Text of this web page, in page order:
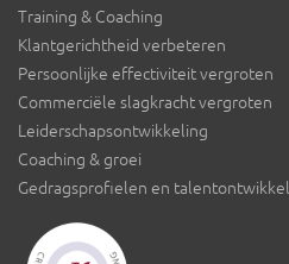
Training & Coaching
Klantgerichtheid verbeteren
Persoonlijke effectiviteit vergroten
Commerciële slagkracht vergroten
Leiderschapsontwikkeling
Coaching & groei
Gedragsprofielen en